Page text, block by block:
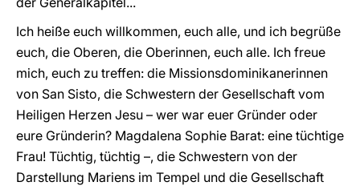
Ich heiße euch willkommen, euch alle, und ich begrüße
euch, die Oberen, die Oberinnen, euch alle. Ich freue
mich, euch zu treffen: die Missionsdominikanerinnen
von San Sisto, die Schwestern der Gesellschaft vom
Heiligen Herzen Jesu – wer war euer Gründer oder
eure Gründerin? Magdalena Sophie Barat: eine tüchtige
Frau! Tüchtig, tüchtig –, die Schwestern von der
Darstellung Mariens im Tempel und die Gesellschaft